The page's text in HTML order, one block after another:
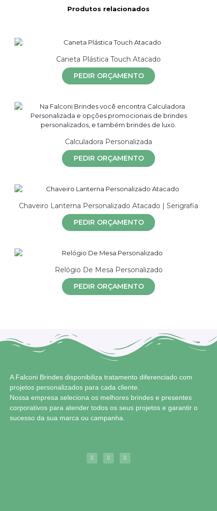
Produtos relacionados
Caneta Plástica Touch Atacado
PEDIR ORÇAMENTO
Calculadora Personalizada
PEDIR ORÇAMENTO
Chaveiro Lanterna Personalizado Atacado | Serigrafia
PEDIR ORÇAMENTO
Relógio De Mesa Personalizado
PEDIR ORÇAMENTO
A Falconi Brindes disponibiliza tratamento diferenciado com
projetos personalizados para cada cliente.
Nossa empresa seleciona os melhores brindes e presentes
corporativos para atender todos os seus projetos e garantir o
sucesso da sua marca ou campanha.